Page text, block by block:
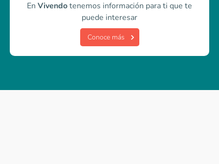
En Vivendotenemos información para ti que te
puede interesar
Conoce más